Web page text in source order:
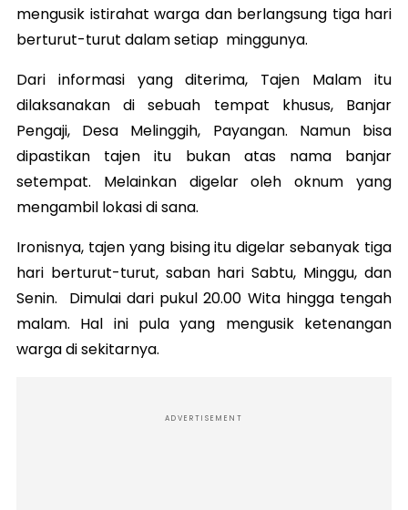
mengusik istirahat warga dan berlangsung tiga hari
berturut-turut dalam setiap minggunya.
Dari informasi yang diterima, Tajen Malam itu
dilaksanakan di sebuah tempat khusus, Banjar
Pengaji, Desa Melinggih, Payangan. Namun bisa
dipastikan tajen itu bukan atas nama banjar
setempat. Melainkan digelar oleh oknum yang
mengambil lokasi di sana.
Ironisnya, tajen yang bising itu digelar sebanyak tiga
hari berturut-turut, saban hari Sabtu, Minggu, dan
Senin. Dimulai dari pukul 20.00 Wita hingga tengah
malam. Hal ini pula yang mengusik ketenangan
warga di sekitarnya.
ADVERTISEMENT